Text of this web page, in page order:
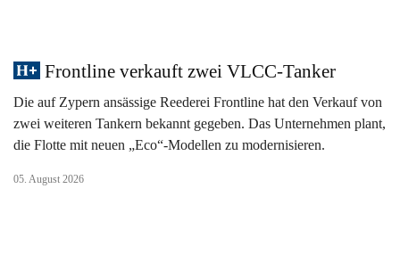
Frontline verkauft zwei VLCC-Tanker
Die auf Zypern ansässige Reederei Frontline hat den Verkauf von
zwei weiteren Tankern bekannt gegeben. Das Unternehmen plant,
die Flotte mit neuen „Eco“-Modellen zu modernisieren.
05. August 2026